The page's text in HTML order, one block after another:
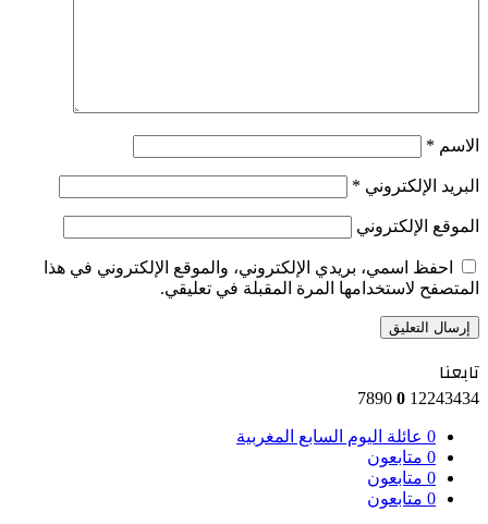
الاسم *
البريد الإلكتروني *
الموقع الإلكتروني
احفظ اسمي، بريدي الإلكتروني، والموقع الإلكتروني في هذا
المتصفح لاستخدامها المرة المقبلة في تعليقي.
تابعنا
12243434
0
0 عائلة اليوم السابع المغربية
0 متابعون
0 متابعون
0 متابعون